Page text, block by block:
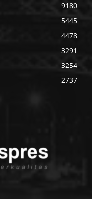
9180
5445
4478
3291
3254
2737